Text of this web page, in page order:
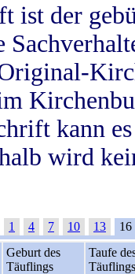
ist der
kann
wird
1 4 7 10 13
16
Geburt des
Täuflings
Taufe
Täuflings